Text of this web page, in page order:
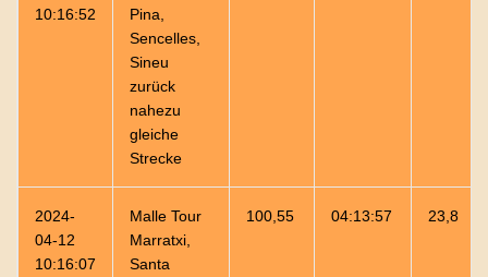
10:16:52
Pina,
Sencelles,
Sineu
zurück
nahezu
gleiche
Strecke
2024-
04-12
10:16:07
Malle Tour
Marratxi,
Santa
100,55 04:13:57 23,8